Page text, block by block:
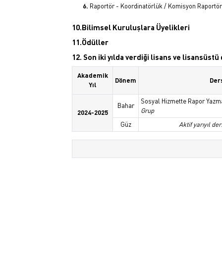
Raportör - Koordinatörlük / Komisyon
10.Bilimsel Kuruluşlara Üyelikleri
11.Ödüller
12. Son iki yılda verdiği lisans ve
Akademik
Yıl
Dönem
2024-2025
Bahar
Sosyal Hizmette Rapor
Grup
Güz
Aktif yarıyıl